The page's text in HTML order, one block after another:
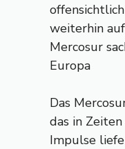
offensichtlich
weiterhin
Mercosur
Europa
Das
das in
Impulse